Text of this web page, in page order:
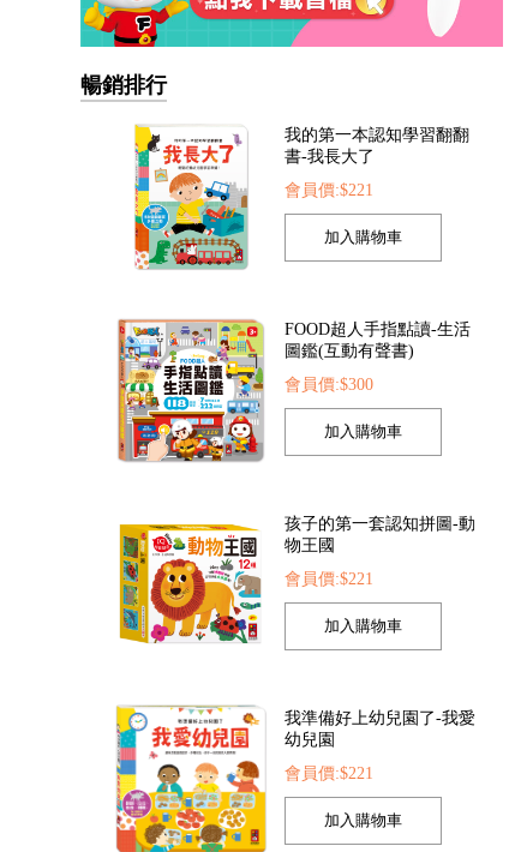
暢銷排行
FOOD超人手指點讀-生活
圖鑑(互動有聲書)
會員價:$300
孩子的第一套認知拼圖-動
物王國
會員價:$221
我準備好上幼兒園了-我愛
幼兒園
會員價:$221
我的第一本認知學習翻翻
書-我長大了
會員價:$221
FOOD超人繽紛泡泡槍
會員價:$205